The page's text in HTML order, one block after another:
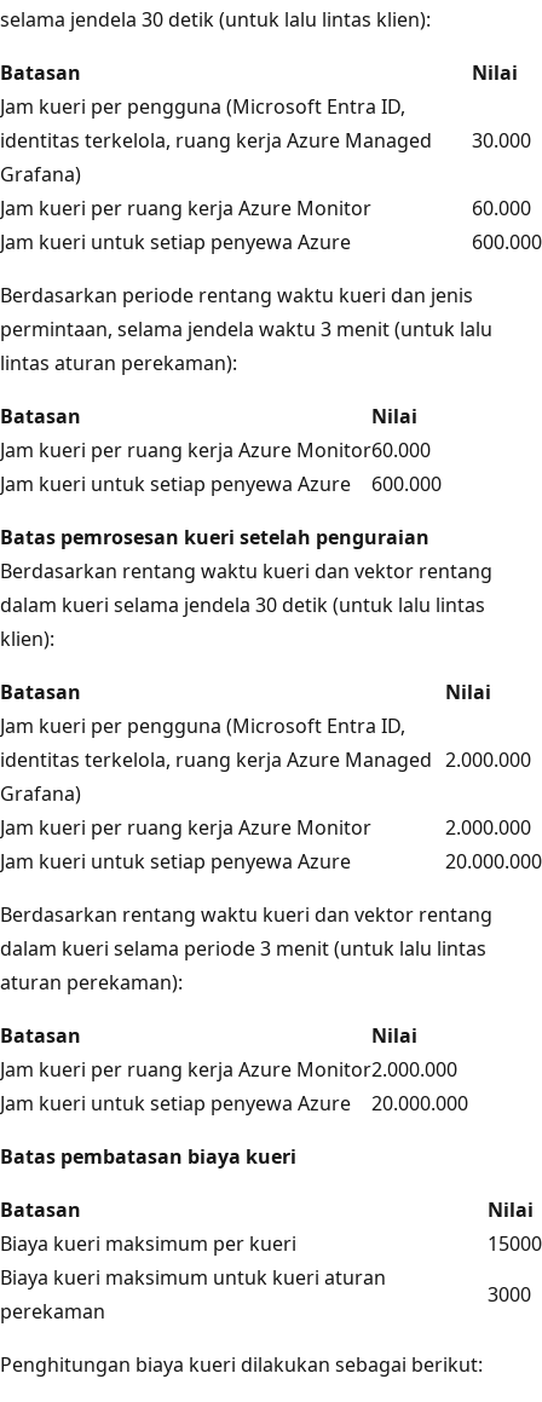
selama jendela 30 detik (untuk lalu lintas klien):
Batasan
Nilai
Jam kueri per pengguna (Microsoft Entra ID,
identitas terkelola, ruang kerja Azure Managed
Grafana)
30.000
Jam kueri per ruang kerja Azure Monitor
60.000
Jam kueri untuk setiap penyewa Azure
600.000
Berdasarkan periode rentang waktu kueri dan jenis
permintaan, selama jendela waktu 3 menit (untuk lalu
lintas aturan perekaman):
Batasan
Nilai
Jam kueri per ruang kerja Azure Monitor60.000
Jam kueri untuk setiap penyewa Azure
600.000
Batas pemrosesan kueri setelah penguraian
Berdasarkan rentang waktu kueri dan vektor rentang
dalam kueri selama jendela 30 detik (untuk lalu lintas
klien):
Batasan
Nilai
Jam kueri per pengguna (Microsoft Entra ID,
identitas terkelola, ruang kerja Azure Managed
Grafana)
2.000.000
Jam kueri per ruang kerja Azure Monitor
2.000.000
Jam kueri untuk setiap penyewa Azure
20.000.000
Berdasarkan rentang waktu kueri dan vektor rentang
dalam kueri selama periode 3 menit (untuk lalu lintas
aturan perekaman):
Batasan
Nilai
Jam kueri per ruang kerja Azure Monitor2.000.000
Jam kueri untuk setiap penyewa Azure
20.000.000
Batas pembatasan biaya kueri
Batasan
Nilai
Biaya kueri maksimum per kueri
15000
Biaya kueri maksimum untuk kueri aturan
perekaman
3000
Penghitungan biaya kueri dilakukan sebagai berikut: